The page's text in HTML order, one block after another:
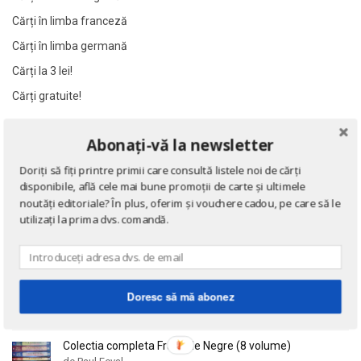
Al. Philippide
Alain Besancon
Alain Bombard
Alain Danielou
Alain Lallemand
Alain Lesage
Alain Manevy
Alan Butler
Alan Dean Foster
Al. Philippide
Alain Besancon
Alain Bombard
Alain Danielou
Alain Lallemand
Alain Lesage
Alain Manevy
Alan Butler
Alan Dean Foster
Cărți în limba franceză
Cărți în limba germană
Cărți la 3 lei!
Cărți gratuite!
Eseuri
de Emil Cioran
Doctrina sau Cele patru carti clasice ale Chinei
de Confucius
Colectia completa Fracurile Negre (8 volume)
Abonați-vă la newsletter
Doriți să fiți printre primii care consultă listele noi de cărți
disponibile, află cele mai bune promoții de carte și ultimele
noutăți editoriale? În plus, oferim și vouchere cadou, pe care să le
utilizați la prima dvs. comandă.
Doresc să mă abonez